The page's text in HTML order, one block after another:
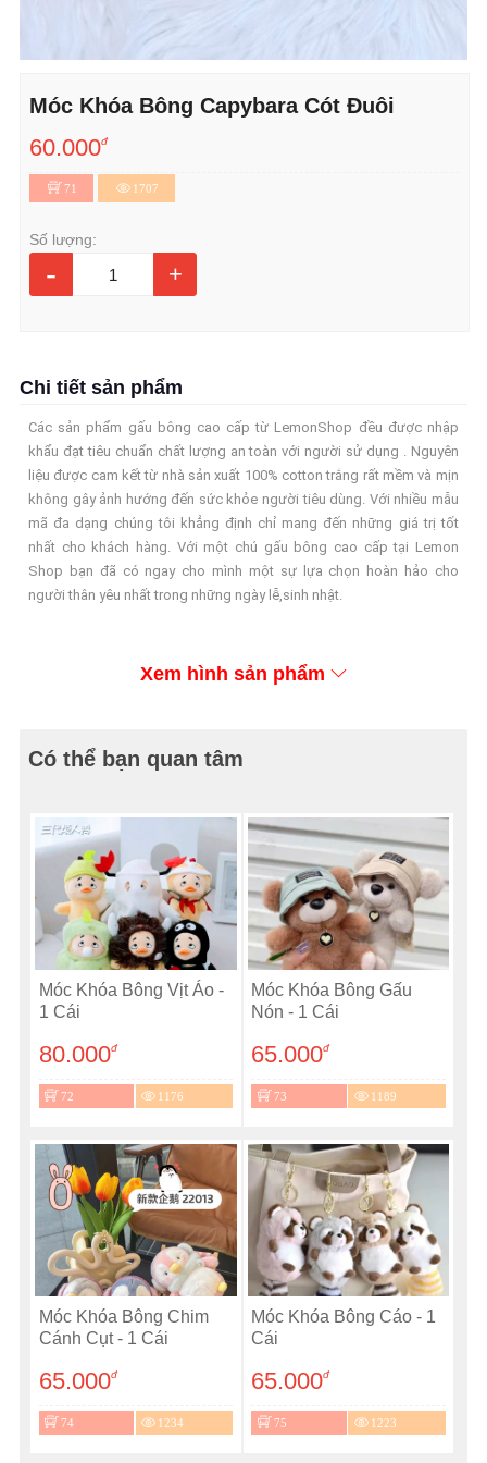
Móc Khóa Bông Capybara Cót Đuôi
60.000đ
71 1707
Số lượng:
- +
Chi tiết sản phẩm
Các sản phẩm gấu bông cao cấp từ LemonShop đều được nhập
khẩu đạt tiêu chuẩn chất lượng an toàn với người sử dụng . Nguyên
liệu được cam kết từ nhà sản xuất 100% cotton trắng rất mềm và mịn
không gây ảnh hướng đến sức khỏe người tiêu dùng. Với nhiều mẫu
mã đa dạng chúng tôi khẳng định chỉ mang đến những giá trị tốt
nhất cho khách hàng. Với một chú gấu bông cao cấp tại Lemon
Shop bạn đã có ngay cho mình một sự lựa chọn hoàn hảo cho
người thân yêu nhất trong những ngày lễ,sinh nhật.
Xem hình sản phẩm
Có thể bạn quan tâm
Móc Khóa Bông Vịt Áo -
1 Cái
80.000đ
72 1176
Móc Khóa Bông Gấu
Nón - 1 Cái
65.000đ
73 1189
Móc Khóa Bông Chim
Cánh Cụt - 1 Cái
65.000đ
74 1234
Móc Khóa Bông Cáo - 1
Cái
65.000đ
75 1223